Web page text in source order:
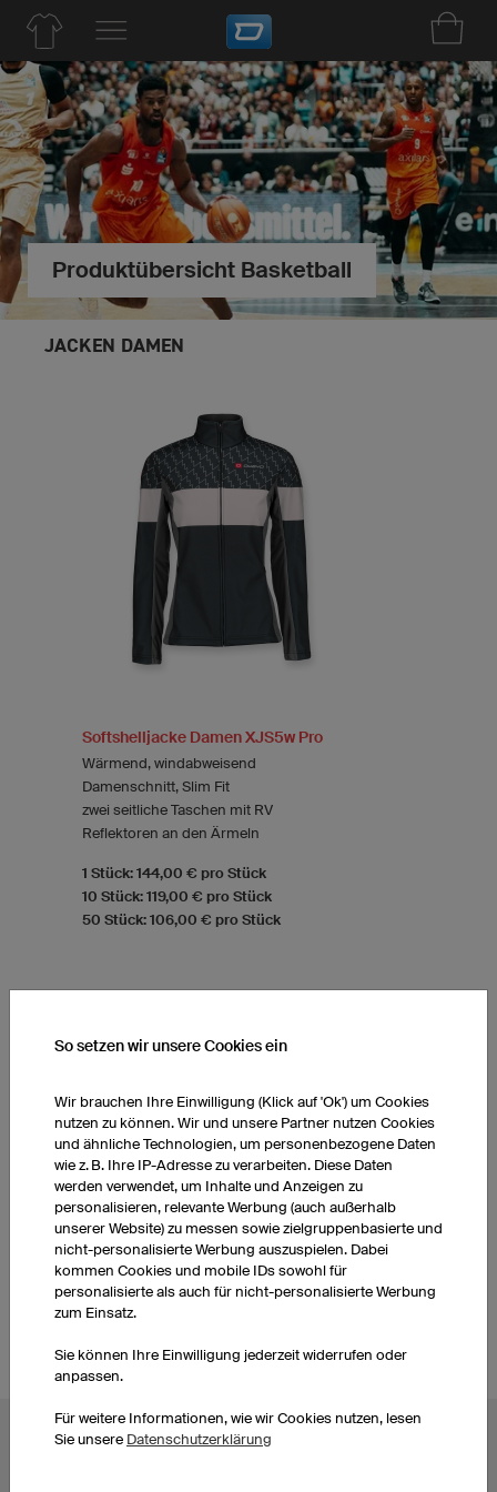
Produktübersicht Basketball
JACKEN DAMEN
Softshelljacke Damen XJS5w Pro
Wärmend, windabweisend
Damenschnitt, Slim Fit
zwei seitliche Taschen mit RV
Reflektoren an den Ärmeln
1 Stück: 144,00 € pro Stück
10 Stück: 119,00 € pro Stück
50 Stück: 106,00 € pro Stück
Basketballtrikots Kinder Basketballhosen Kinder
Socken Basketballhosen Damen
Basketballtrikots Damen Socken
BELIEBTE THEMEN
So setzen wir unsere Cookies ein
Wir brauchen Ihre Einwilligung (Klick auf 'Ok') um Cookies
nutzen zu können. Wir und unsere Partner nutzen Cookies
und ähnliche Technologien, um personenbezogene Daten
wie z. B. Ihre IP-Adresse zu verarbeiten. Diese Daten
werden verwendet, um Inhalte und Anzeigen zu
personalisieren, relevante Werbung (auch außerhalb
unserer Website) zu messen sowie zielgruppenbasierte und
nicht-personalisierte Werbung auszuspielen. Dabei
kommen Cookies und mobile IDs sowohl für
personalisierte als auch für nicht-personalisierte Werbung
zum Einsatz.
Sie können Ihre Einwilligung jederzeit widerrufen oder
anpassen.
Für weitere Informationen, wie wir Cookies nutzen, lesen
Sie unsere Datenschutzerklärung